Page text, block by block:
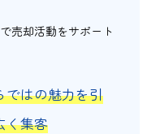
売却活動をサポート
ではの魅力を引
く集客